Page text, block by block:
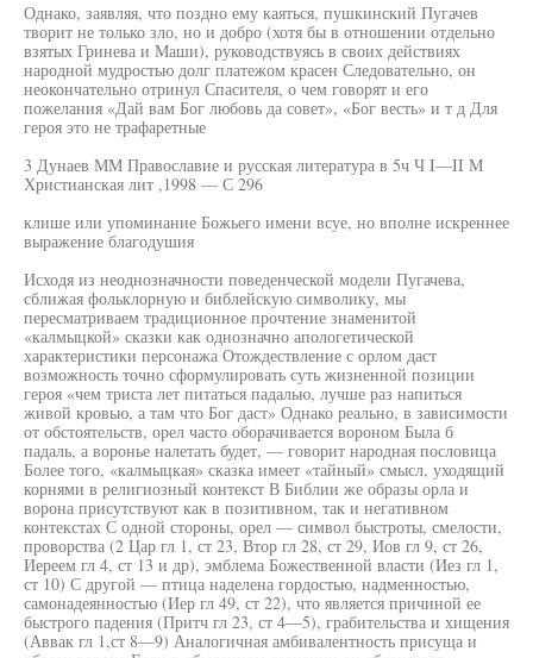
Однако, заявляя, что поздно ему каяться, пушкинский Пугачев
творит не только зло, но и добро (хотя бы в отношении отдельно
взятых Гринева и Маши), руководствуясь в своих действиях
народной мудростью долг платежом красен Следовательно, он
неокончательно отринул Спасителя, о чем говорят и его
пожелания «Дай вам Бог любовь да совет», «Бог весть» и т д Для
героя это не трафаретные
3 Дунаев ММ Православие и русская литература в 5ч Ч I—II М
Христианская лит ,1998 — С 296
клише или упоминание Божьего имени всуе, но вполне искреннее
выражение благодушия
Исходя из неоднозначности поведенческой модели Пугачева,
сближая фольклорную и библейскую символику, мы
пересматриваем традиционное прочтение знаменитой
«калмыцкой» сказки как однозначно апологетической
характеристики персонажа Отождествление с орлом даст
возможность точно сформулировать суть жизненной позиции
героя «чем триста лет питаться падалью, лучше раз напиться
живой кровью, а там что Бог даст» Однако реально, в зависимости
от обстоятельств, орел часто оборачивается вороном Была б
падаль, а воронье налетать будет, — говорит народная пословица
Более того, «калмыцкая» сказка имеет «тайный» смысл, уходящий
корнями в религиозный контекст В Библии же образы орла и
ворона присутствуют как в позитивном, так и негативном
контекстах С одной стороны, орел — символ быстроты, смелости,
проворства (2 Цар гл 1, ст 23, Втор гл 28, ст 29, Иов гл 9, ст 26,
Иереем гл 4, ст 13 и др), эмблема Божественной власти (Иез гл 1,
ст 10) С другой — птица наделена гордостью, надменностью,
самонадеянностью (Иер гл 49, ст 22), что является причиной ее
быстрого падения (Притч гл 23, ст 4—5), грабительства и хищения
(Аввак гл 1,ст 8—9) Аналогичная амбивалентность присуща и